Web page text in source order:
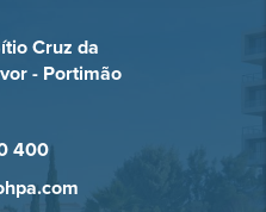
Cruz da
- Portimão
400